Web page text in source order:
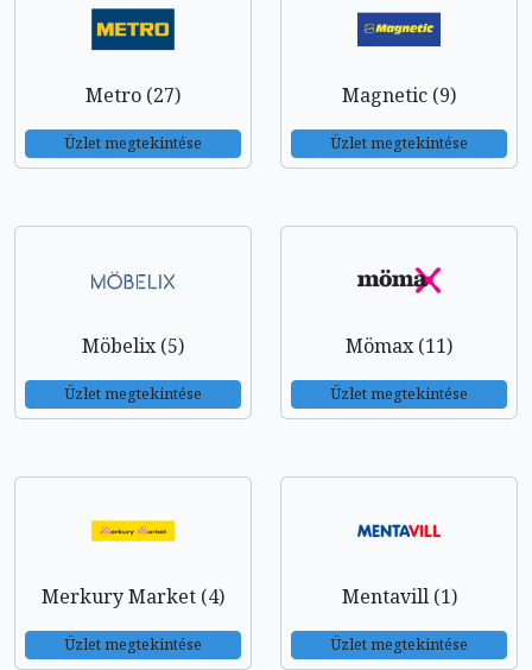
Metro (27)
Üzlet megtekintése
Magnetic (9)
Üzlet megtekintése
Möbelix (5)
Üzlet megtekintése
Mömax (11)
Üzlet megtekintése
Merkury Market (4)
Üzlet megtekintése
Mentavill (1)
Üzlet megtekintése